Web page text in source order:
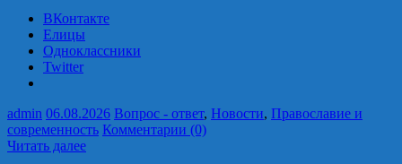
ВКонтакте
Елицы
Одноклассники
Twitter
admin 06.08.2026 Вопрос - ответ, Новости, Православие и
современность Комментарии (0)
Читать далее